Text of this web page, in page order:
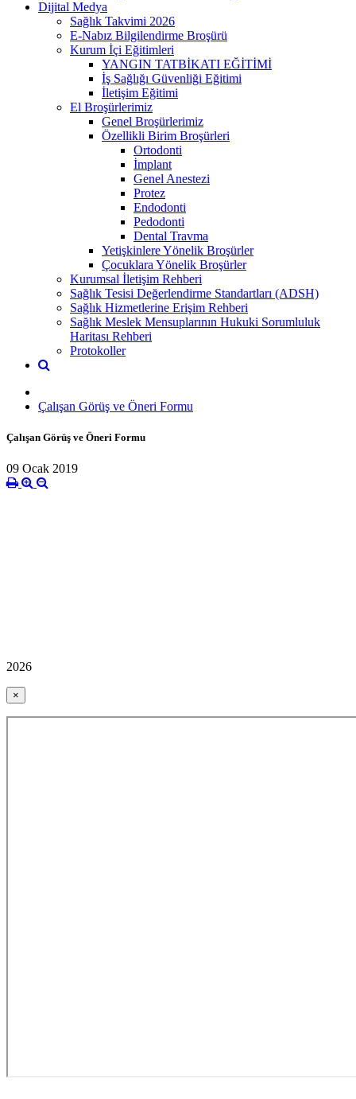
Dijital Medya
Sağlık Takvimi 2026
E-Nabız Bilgilendirme Broşürü
Kurum İçi Eğitimleri
YANGIN TATBİKATI EĞİTİMİ
İş Sağlığı Güvenliği Eğitimi
İletişim Eğitimi
El Broşürlerimiz
Genel Broşürlerimiz
Özellikli Birim Broşürleri
Ortodonti
İmplant
Genel Anestezi
Protez
Endodonti
Pedodonti
Dental Travma
Yetişkinlere Yönelik Broşürler
Çocuklara Yönelik Broşürler
Kurumsal İletişim Rehberi
Sağlık Tesisi Değerlendirme Standartları (ADSH)
Sağlık Hizmetlerine Erişim Rehberi
Sağlık Meslek Mensuplarının Hukuki Sorumluluk
Haritası Rehberi
Protokoller
Çalışan Görüş ve Öneri Formu
Çalışan Görüş ve Öneri Formu
09 Ocak 2019
2026
×